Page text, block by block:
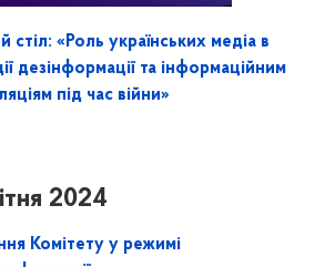
стіл: «Роль українських медіа в
дезінформації та інформаційним
під час війни»
2024
Комітету у режимі